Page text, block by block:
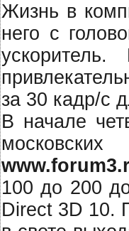
Жизнь в
него с
за 30 кадр/с
В начале
100 до 200
Direct 3D 10.